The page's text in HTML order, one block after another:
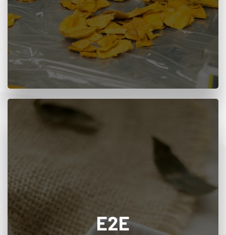
Conozca más
E2E
Personalizamos soluciones alimenticias para
su industria desarrollando desde la idea hasta